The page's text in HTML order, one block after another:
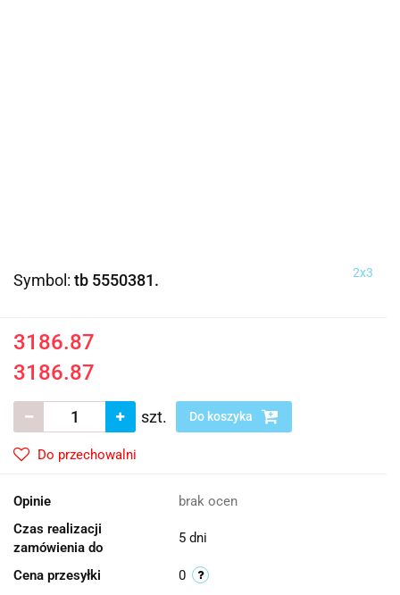
Symbol: tb 5550381. 2x3
3186.87
3186.87
szt. Do koszyka
Do przechowalni
Opinie
brak ocen
Czas realizacji
zamówienia do
5 dni
Cena przesyłki 0